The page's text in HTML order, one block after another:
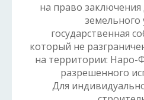
на право
земельного
государственная
который не
на территории: Наро-
разрешенного
Для